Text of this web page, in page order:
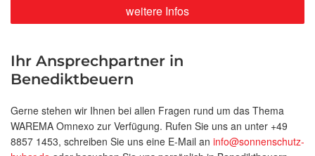
weitere Infos
Ihr Ansprechpartner in
Benediktbeuern
Gerne stehen wir Ihnen bei allen Fragen rund um das Thema
WAREMA Omnexo zur Verfügung. Rufen Sie uns an unter +49
8857 1453, schreiben Sie uns eine E-Mail an info@sonnenschutz-